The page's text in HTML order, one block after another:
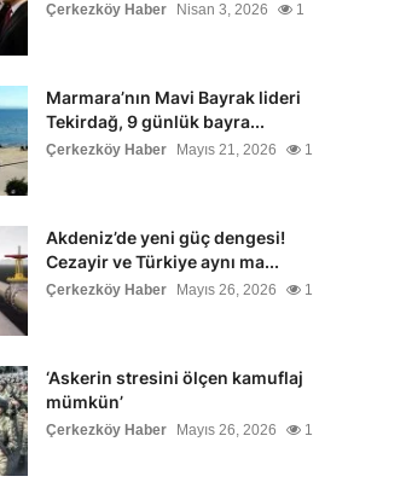
Çerkezköy Haber Nisan 3, 2026 1
Marmara’nın Mavi Bayrak lideri
Tekirdağ, 9 günlük bayra...
Çerkezköy Haber Mayıs 21, 2026 1
Akdeniz’de yeni güç dengesi!
Cezayir ve Türkiye aynı ma...
Çerkezköy Haber Mayıs 26, 2026 1
‘Askerin stresini ölçen kamuflaj
mümkün’
Çerkezköy Haber Mayıs 26, 2026 1